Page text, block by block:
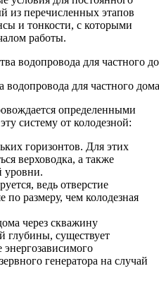
перечисленных этапов
и тонкости, с которыми
работы.
водопровода для частного
определенными
систему от колодезной:
горизонтов. Для этих
верховодка, а также
уровни.
ведь отверстие
размеру, чем колодезная
через скважину
глубины, существует
генератора на случай